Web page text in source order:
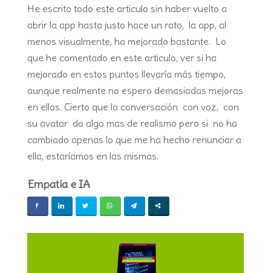
He escrito todo este articulo sin haber vuelto a
abrir la app hasta justo hace un rato, la app, al
menos visualmente, ha mejorado bastante. Lo
que he comentado en este articulo, ver si ha
mejorado en estos puntos llevaría más tiempo,
aunque realmente no espero demasiadas mejoras
en ellos. Cierto que la conversación con voz, con
su avatar da algo mas de realismo pero si no ha
cambiado apenas lo que me ha hecho renunciar a
ella, estaríamos en las mismas.
Empatía e IA